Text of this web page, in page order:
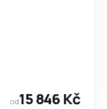
od15 846 Kč